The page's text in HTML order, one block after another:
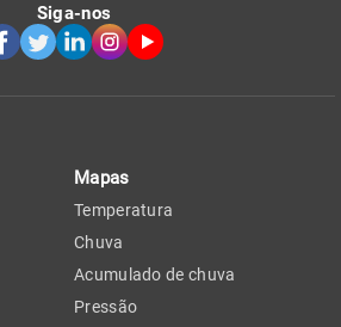
Siga-nos
Mapas
Temperatura
Chuva
Acumulado de chuva
Pressão